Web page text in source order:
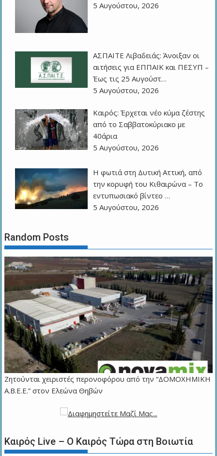
5 Αυγούστου, 2026
ΑΣΠΑΙΤΕ Λιβαδειάς: Άνοιξαν οι
αιτήσεις για ΕΠΠΑΙΚ και ΠΕΣΥΠ –
Έως τις 25 Αυγούστ…
5 Αυγούστου, 2026
Καιρός: Έρχεται νέο κύμα ζέστης
από το Σαββατοκύριακο με
40άρια
5 Αυγούστου, 2026
Η φωτιά στη Δυτική Αττική, από
την κορυφή του Κιθαιρώνα – Το
εντυπωσιακό βίντεο …
5 Αυγούστου, 2026
Random Posts
Ζητούνται χειριστές περονοφόρου από την “ΔΟΜΟΧΗΜΙΚΗ
Α.Β.Ε.Ε.” στον Ελεώνα Θηβών
Καιρός Live – Ο Καιρός Τώρα στη Βοιωτία